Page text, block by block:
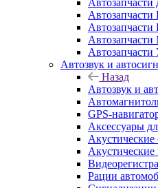
Автозапчасти
Автозапчасти
Автозапчасти
Автозвук и
Назад
Автозвук и
GPS-
Аксессуары
Акустические
Рации